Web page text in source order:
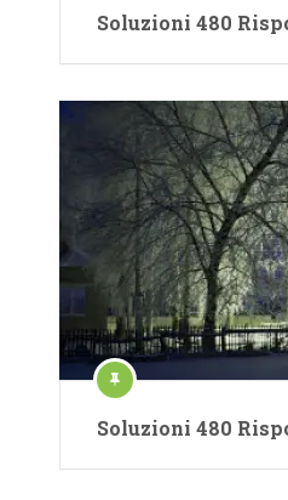
Soluzioni 480
Soluzioni 480